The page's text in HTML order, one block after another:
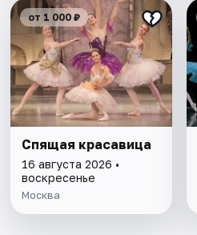
от 1 000 ₽
Спящая красавица
16 августа 2026 •
воскресенье
Москва